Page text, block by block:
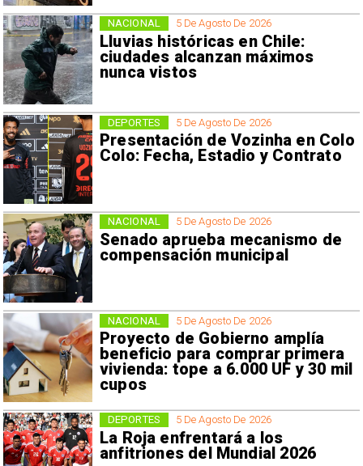
5 De Agosto De 2026
Lluvias históricas en Chile:
ciudades alcanzan máximos
nunca vistos
NACIONAL
5 De Agosto De 2026
Presentación de Vozinha en Colo
Colo: Fecha, Estadio y Contrato
DEPORTES
5 De Agosto De 2026
Senado aprueba mecanismo de
compensación municipal
NACIONAL
5 De Agosto De 2026
Proyecto de Gobierno amplía
beneficio para comprar primera
vivienda: tope a 6.000 UF y 30 mil
cupos
NACIONAL
5 De Agosto De 2026
La Roja enfrentará a los
anfitriones del Mundial 2026
DEPORTES